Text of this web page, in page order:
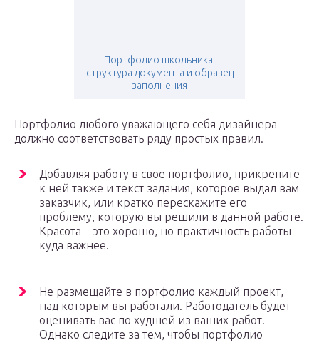
Портфолио школьника.
структура документа и образец
заполнения
Портфолио любого уважающего себя дизайнера
должно соответствовать ряду простых правил.
Добавляя работу в свое портфолио, прикрепите
к ней также и текст задания, которое выдал вам
заказчик, или кратко перескажите его
проблему, которую вы решили в данной работе.
Красота – это хорошо, но практичность работы
куда важнее.
Не размещайте в портфолио каждый проект,
над которым вы работали. Работодатель будет
оценивать вас по худшей из ваших работ.
Однако следите за тем, чтобы портфолио